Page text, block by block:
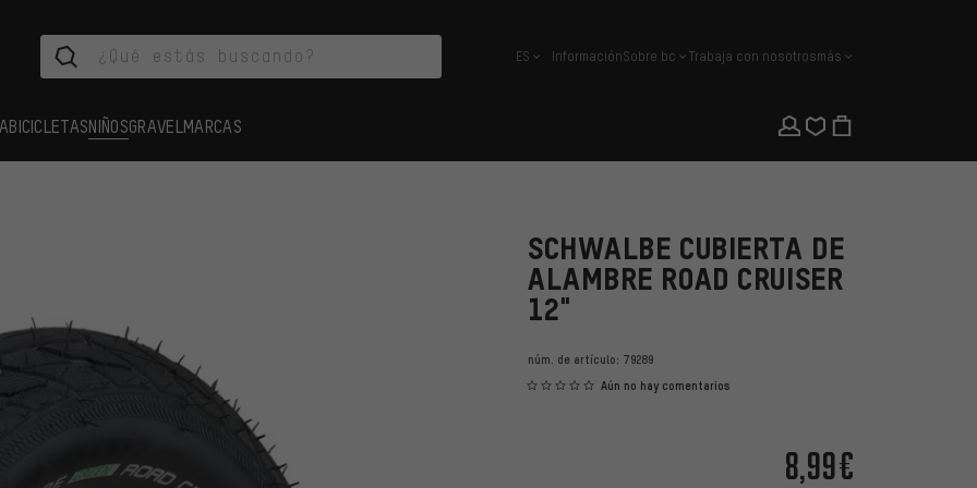
español
ES InformaciónSobre bc Trabaja con nosotrosmás
BICICLETASNIÑOSGRAVEL MARCAS
SCHWALBE CUBIERTA DE
ALAMBRE ROAD CRUISER
12"
núm. de artículo: 79289
Aún no hay comentarios
8,99€